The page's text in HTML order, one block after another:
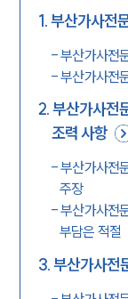
1.부산가사전
-부산가사전
-부산가사전
2.부산가사전
조력 사항
-부산가사전
주장
-부산가사전
부담은 적절
3.부산가사전